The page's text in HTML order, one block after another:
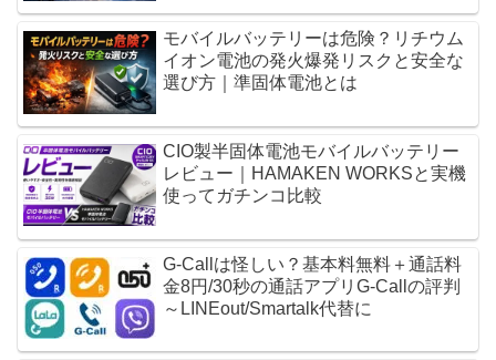
モバイルバッテリーは危険？リチウム
イオン電池の発火爆発リスクと安全な
選び方｜準固体電池とは
CIO製半固体電池モバイルバッテリー
レビュー｜HAMAKEN WORKSと実機
使ってガチンコ比較
G-Callは怪しい？基本料無料＋通話料
金8円/30秒の通話アプリG-Callの評判
～LINEout/Smartalk代替に